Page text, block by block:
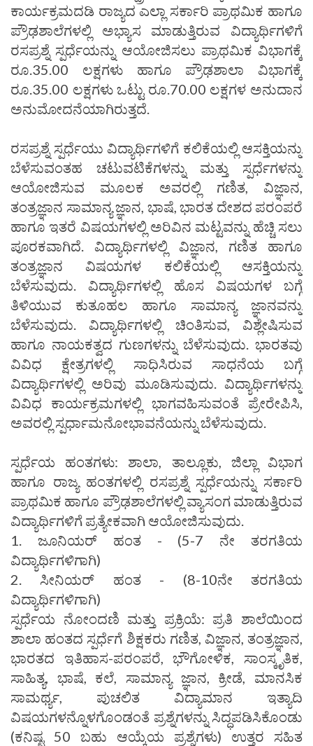
ಕಾರ್ಯಕ್ರಮದಡಿ ರಾಜ್ಯದ ಎಲ್ಲಾ ಸರ್ಕಾರಿ ಪ್ರಾಥಮಿಕ ಹಾಗೂ
ಪ್ರೌಢಶಾಲೆಗಳಲ್ಲಿ ಅಭ್ಯಾಸ ಮಾಡುತ್ತಿರುವ ವಿದ್ಯಾರ್ಥಿಗಳಿಗೆ
ರಸಪ್ರಶ್ನೆ ಸ್ಪರ್ಧೆಯನ್ನು ಆಯೋಜಿಸಲು ಪ್ರಾಥಮಿಕ ವಿಭಾಗಕ್ಕೆ
ರೂ.35.00 ಲಕ್ಷಗಳು ಹಾಗೂ ಪ್ರೌಢಶಾಲಾ ವಿಭಾಗಕ್ಕೆ
ರೂ.35.00 ಲಕ್ಷಗಳು ಒಟ್ಟು ರೂ.70.00 ಲಕ್ಷಗಳ ಅನುದಾನ
ಅನುಮೋದನೆಯಾಗಿರುತ್ತದೆ.
ರಸಪ್ರಶ್ನೆ ಸ್ಪರ್ಧೆಯು ವಿದ್ಯಾರ್ಥಿಗಳಿಗೆ ಕಲಿಕೆಯಲ್ಲಿ ಆಸಕ್ತಿಯನ್ನು
ಬೆಳೆಸುವಂತಹ ಚಟುವಟಿಕೆಗಳನ್ನು ಮತ್ತು ಸ್ಪರ್ಧೆಗಳನ್ನು
ಆಯೋಜಿಸುವ ಮೂಲಕ ಅವರಲ್ಲಿ ಗಣಿತ, ವಿಜ್ಞಾನ,
ತಂತ್ರಜ್ಞಾನ ಸಾಮಾನ್ಯ ಜ್ಞಾನ, ಭಾಷೆ, ಭಾರತ ದೇಶದ ಪರಂಪರೆ
ಹಾಗೂ ಇತರೆ ವಿಷಯಗಳಲ್ಲಿ ಅರಿವಿನ ಮಟ್ಟವನ್ನು ಹೆಚ್ಚಿ ಸಲು
ಪೂರಕವಾಗಿದೆ. ವಿದ್ಯಾರ್ಥಿಗಳಲ್ಲಿ ವಿಜ್ಞಾನ, ಗಣಿತ ಹಾಗೂ
ತಂತ್ರಜ್ಞಾನ ವಿಷಯಗಳ ಕಲಿಕೆಯಲ್ಲಿ ಆಸಕ್ತಿಯನ್ನು
ಬೆಳೆಸುವುದು. ವಿದ್ಯಾರ್ಥಿಗಳಲ್ಲಿ ಹೊಸ ವಿಷಯಗಳ ಬಗ್ಗೆ
ತಿಳಿಯುವ ಕುತೂಹಲ ಹಾಗೂ ಸಾಮಾನ್ಯ ಜ್ಞಾನವನ್ನು
ಬೆಳೆಸುವುದು. ವಿದ್ಯಾರ್ಥಿಗಳಲ್ಲಿ ಚಿಂತಿಸುವ, ವಿಶ್ಲೇಷಿಸುವ
ಹಾಗೂ ನಾಯಕತ್ವದ ಗುಣಗಳನ್ನು ಬೆಳೆಸುವುದು. ಭಾರತವು
ವಿವಿಧ ಕ್ಷೇತ್ರಗಳಲ್ಲಿ ಸಾಧಿಸಿರುವ ಸಾಧನೆಯ ಬಗ್ಗೆ
ವಿದ್ಯಾರ್ಥಿಗಳಲ್ಲಿ ಅರಿವು ಮೂಡಿಸುವುದು. ವಿದ್ಯಾರ್ಥಿಗಳನ್ನು
ವಿವಿಧ ಕಾರ್ಯಕ್ರಮಗಳಲ್ಲಿ ಭಾಗವಹಿಸುವಂತೆ ಪ್ರೇರೇಪಿಸಿ,
ಅವರಲ್ಲಿ ಸ್ಪರ್ಧಾಮನೋಭಾವನೆಯನ್ನು ಬೆಳೆಸುವುದು.
ಸ್ಪರ್ಧೆಯ ಹಂತಗಳು: ಶಾಲಾ, ತಾಲ್ಲೂಕು, ಜಿಲ್ಲಾ ವಿಭಾಗ
ಹಾಗೂ ರಾಜ್ಯ ಹಂತಗಳಲ್ಲಿ ರಸಪ್ರಶ್ನೆ ಸ್ಪರ್ಧೆಯನ್ನು ಸರ್ಕಾರಿ
ಪ್ರಾಥಮಿಕ ಹಾಗೂ ಪ್ರೌಢಶಾಲೆಗಳಲ್ಲಿ ವ್ಯಾಸಂಗ ಮಾಡುತ್ತಿರುವ
ವಿದ್ಯಾರ್ಥಿಗಳಿಗೆ ಪ್ರತ್ಯೇಕವಾಗಿ ಆಯೋಜಿಸುವುದು.
1. ಜೂನಿಯರ್ ಹಂತ - (5-7 ನೇ ತರಗತಿಯ
ವಿದ್ಯಾರ್ಥಿಗಳಿಗಾಗಿ)
2. ಸೀನಿಯರ್ ಹಂತ - (8-10ನೇ ತರಗತಿಯ
ವಿದ್ಯಾರ್ಥಿಗಳಿಗಾಗಿ)
ಸ್ಪರ್ಧೆಯ ನೋಂದಣಿ ಮತ್ತು ಪ್ರಕ್ರಿಯೆ: ಪ್ರತಿ ಶಾಲೆಯಿಂದ
ಶಾಲಾ ಹಂತದ ಸ್ಪರ್ಧೆಗೆ ಶಿಕ್ಷಕರು ಗಣಿತ, ವಿಜ್ಞಾನ, ತಂತ್ರಜ್ಞಾನ,
ಭಾರತದ ಇತಿಹಾಸ-ಪರಂಪರೆ, ಭೌಗೋಳಿಕ, ಸಾಂಸ್ಕೃತಿಕ,
ಸಾಹಿತ್ಯ, ಭಾಷೆ, ಕಲೆ, ಸಾಮಾನ್ಯ ಜ್ಞಾನ, ಕ್ರೀಡೆ, ಮಾನಸಿಕ
ಸಾಮರ್ಥ್ಯ, ಪುಚಲಿತ ವಿದ್ಯಾಮಾನ ಇತ್ಯಾದಿ
ವಿಷಯಗಳನ್ನೊಳಗೊಂಡಂತೆ ಪ್ರಶ್ನೆಗಳನ್ನು ಸಿದ್ಧಪಡಿಸಿಕೊಂಡು
(ಕನಿಷ್ಟ 50 ಬಹು ಆಯ್ಕೆಯ ಪ್ರಶ್ನೆಗಳು) ಉತ್ತರ ಸಹಿತ